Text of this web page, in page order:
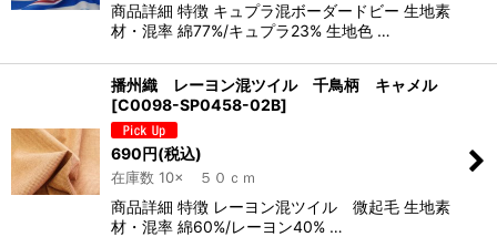
商品詳細 特徴 キュプラ混ボーダードビー 生地素
材・混率 綿77%/キュプラ23% 生地色 …
播州織 レーヨン混ツイル 千鳥柄 キャメル
[C0098-SP0458-02B]
690円(税込)
在庫数 10× ５０ｃｍ
商品詳細 特徴 レーヨン混ツイル 微起毛 生地素
材・混率 綿60%/レーヨン40% …